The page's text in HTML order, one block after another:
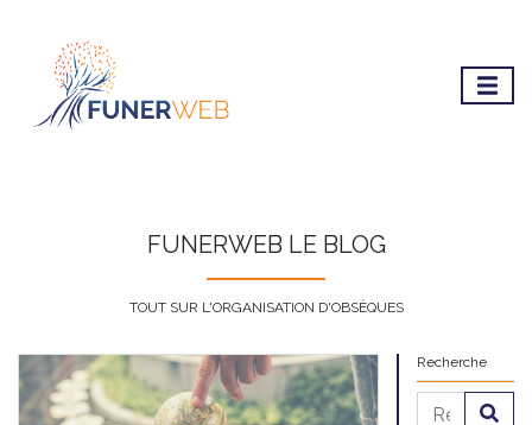
FUNERWEB LE BLOG
TOUT SUR L'ORGANISATION D'OBSÈQUES
Recherche